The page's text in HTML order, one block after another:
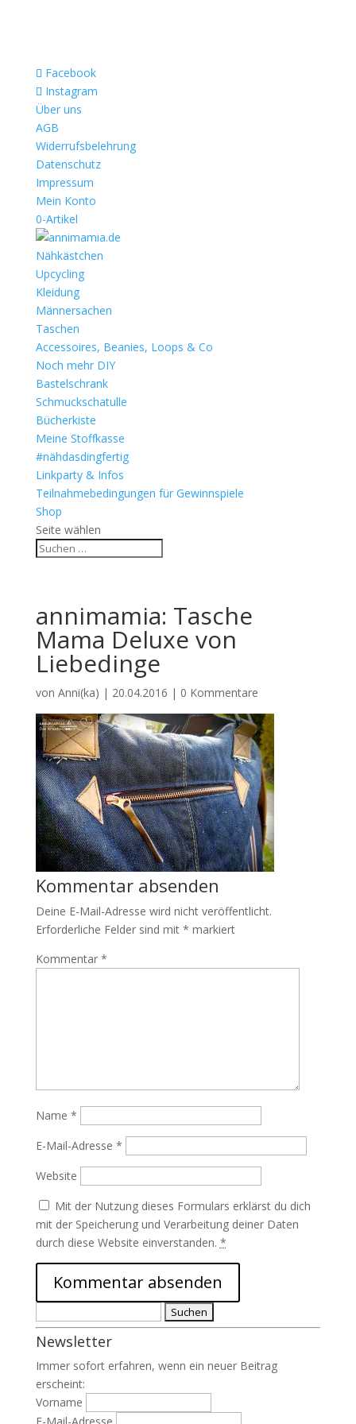
Facebook
Instagram
Über uns
AGB
Widerrufsbelehrung
Datenschutz
Impressum
Mein Konto
0-Artikel
Nähkästchen
Upcycling
Kleidung
Männersachen
Taschen
Accessoires, Beanies, Loops & Co
Noch mehr DIY
Bastelschrank
Schmuckschatulle
Bücherkiste
Meine Stoffkasse
#nähdasdingfertig
Linkparty & Infos
Teilnahmebedingungen für Gewinnspiele
Shop
Seite wählen
annimamia: Tasche
Mama Deluxe von
Liebedinge
von Anni(ka) | 20.04.2016 | 0 Kommentare
Kommentar absenden
Deine E-Mail-Adresse wird nicht veröffentlicht.
Erforderliche Felder sind mit * markiert
Kommentar *
Name *
E-Mail-Adresse *
Website
Mit der Nutzung dieses Formulars erklärst du dich
mit der Speicherung und Verarbeitung deiner Daten
durch diese Website einverstanden. *
nach:
Newsletter
Immer sofort erfahren, wenn ein neuer Beitrag
erscheint:
Vorname